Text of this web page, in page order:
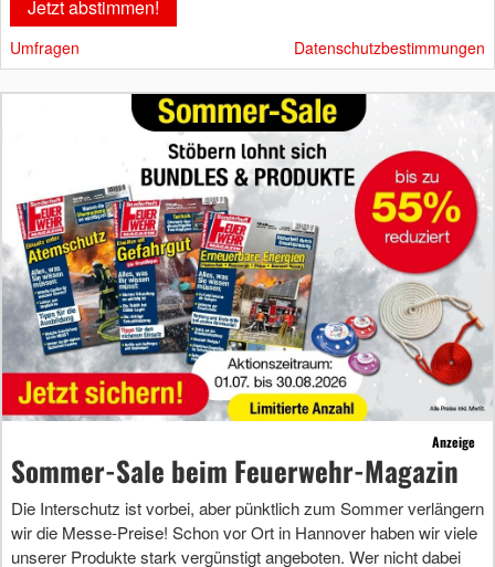
Umfragen Datenschutzbestimmungen
Anzeige
Sommer-Sale beim Feuerwehr-Magazin
Die Interschutz ist vorbei, aber pünktlich zum Sommer verlängern
wir die Messe-Preise! Schon vor Ort in Hannover haben wir viele
unserer Produkte stark vergünstigt angeboten. Wer nicht dabei